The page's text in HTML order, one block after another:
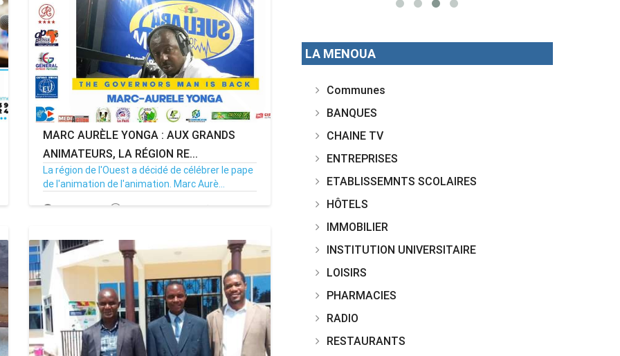
MARC AURÈLE YONGA : AUX GRANDS
ANIMATEURS, LA RÉGION RE...
La région de l'Ouest a décidé de célébrer le pape
de l'animation de l'animation. Marc Aurè...
15/12/21 Par MenouActu 0
LA MENOUA
Communes
BANQUES
CHAINE TV
ENTREPRISES
ETABLISSEMNTS SCOLAIRES
HÔTELS
IMMOBILIER
INSTITUTION UNIVERSITAIRE
LOISIRS
PHARMACIES
RADIO
RESTAURANTS